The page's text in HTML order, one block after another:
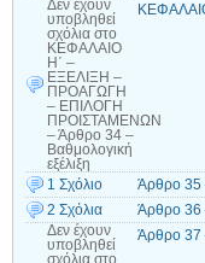
Δεν έχουν
υποβληθεί
σχόλια στο
ΚΕΦΑΛΑIΟ
Η΄ –
ΕΞΕΛΙΞΗ –
ΠΡΟΑΓΩΓΗ
– ΕΠΙΛΟΓΗ
ΠΡΟΙΣΤΑΜΕΝΩΝ
– Άρθρο 34 –
Βαθμολογική
εξέλιξη
1 Σχόλιο
Άρθρο 35
2 Σχόλια
Άρθρο 36
Δεν έχουν
υποβληθεί
σχόλια στο
Άρθρο 37